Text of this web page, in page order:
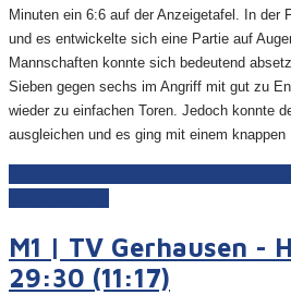
Minuten ein 6:6 auf der Anzeigetafel. In der
und es entwickelte sich eine Partie auf
Mannschaften konnte sich bedeutend
Sieben gegen sechs im Angriff mit gut zu
wieder zu einfachen Toren. Jedoch konnte
ausgleichen und es ging mit einem knappen
M1 | TV Gerhausen -
29:30 (11:17)